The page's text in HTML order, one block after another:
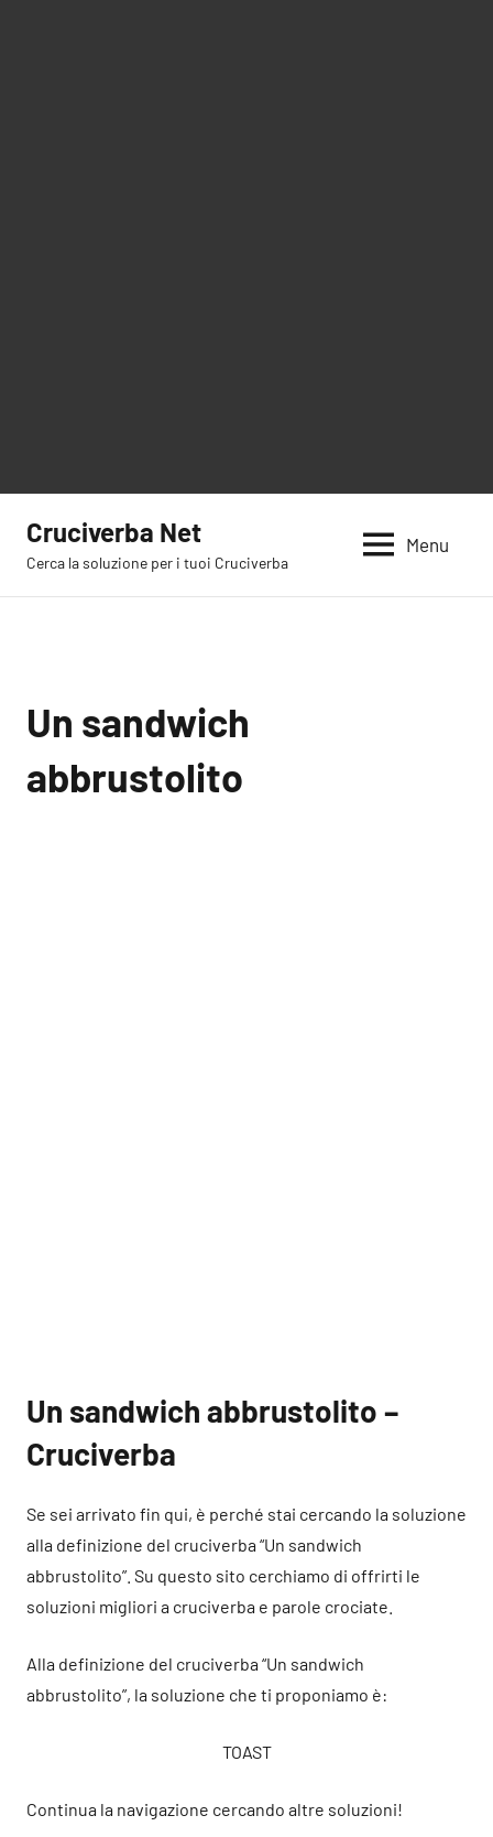
contenuto
Cruciverba Net
Cerca la soluzione per i tuoi Cruciverba
Menu
Un sandwich
abbrustolito
Un sandwich abbrustolito –
Cruciverba
Se sei arrivato fin qui, è perché stai cercando la soluzione
alla definizione del cruciverba “Un sandwich
abbrustolito”. Su questo sito cerchiamo di offrirti le
soluzioni migliori a cruciverba e parole crociate.
Alla definizione del cruciverba “Un sandwich
abbrustolito”, la soluzione che ti proponiamo è:
TOAST
Continua la navigazione cercando altre soluzioni!